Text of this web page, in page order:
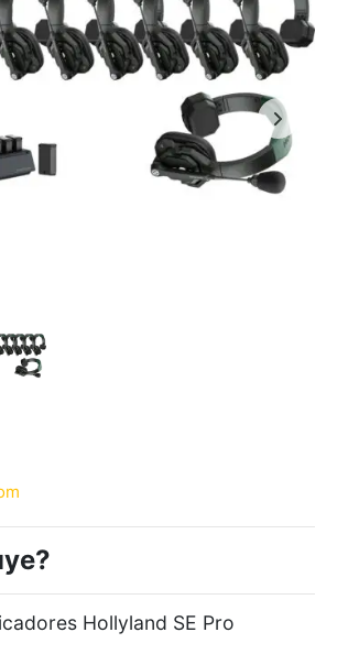
Hollyland SE Pro